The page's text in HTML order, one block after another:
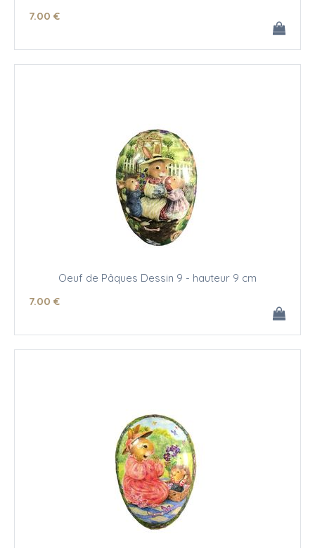
7.00 €
Oeuf de Pâques Dessin 9 - hauteur 9 cm
7.00 €